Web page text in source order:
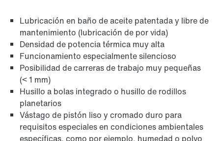
Lubricación en baño de aceite patentada y libre de
mantenimiento (lubricación de por vida)
Densidad de potencia térmica muy alta
Funcionamiento especialmente silencioso
Posibilidad de carreras de trabajo muy pequeñas
(< 1 mm)
Husillo a bolas integrado o husillo de rodillos
planetarios
Vástago de pistón liso y cromado duro para
requisitos especiales en condiciones ambientales